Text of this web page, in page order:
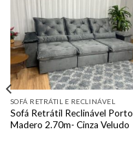
SOFÁ RETRÁTIL E RECLINÁVEL
Sofá Retrátil Reclinável Porto
Madero 2.70m- Cinza Veludo